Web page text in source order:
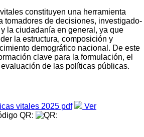
constituyen una herramienta
tomadores de decisiones, investigado­
la ciudadanía en general, ya que
la estructura, composición y
demográfico nacional. De este
clave para la formulación, el
de las políticas públicas.
vitales 2025 pdf
Ver
QR: